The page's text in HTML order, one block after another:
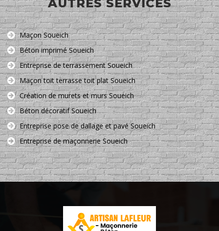
AUTRES SERVICES
Maçon Soueich
Béton imprimé Soueich
Entreprise de terrassement Soueich
Maçon toit terrasse toit plat Soueich
Création de murets et murs Soueich
Béton décoratif Soueich
Entreprise pose de dallage et pavé Soueich
Entreprise de maçonnerie Soueich